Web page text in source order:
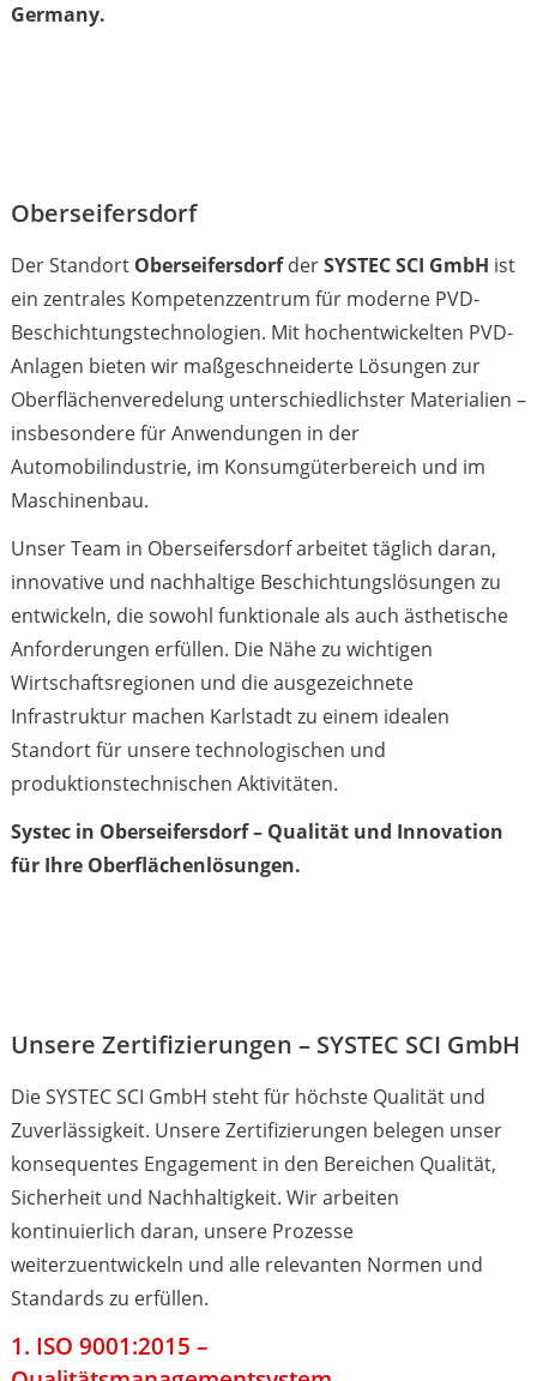
Germany.
Oberseifersdorf
Der Standort OberseifersdorfderSYSTEC SCI GmbH ist
ein zentrales Kompetenzzentrum für moderne PVD-
Beschichtungstechnologien. Mit hochentwickelten PVD-
Anlagen bieten wir maßgeschneiderte Lösungen zur
Oberflächenveredelung unterschiedlichster Materialien –
insbesondere für Anwendungen in der
Automobilindustrie, im Konsumgüterbereich und im
Maschinenbau.
Unser Team in Oberseifersdorf arbeitet täglich daran,
innovative und nachhaltige Beschichtungslösungen zu
entwickeln, die sowohl funktionale als auch ästhetische
Anforderungen erfüllen. Die Nähe zu wichtigen
Wirtschaftsregionen und die ausgezeichnete
Infrastruktur machen Karlstadt zu einem idealen
Standort für unsere technologischen und
produktionstechnischen Aktivitäten.
Systec in Oberseifersdorf– Qualität und Innovation
für Ihre Oberflächenlösungen.
Unsere Zertifizierungen – SYSTEC SCI GmbH
Die SYSTEC SCI GmbH steht für höchste Qualität und
Zuverlässigkeit. Unsere Zertifizierungen belegen unser
konsequentes Engagement in den Bereichen Qualität,
Sicherheit und Nachhaltigkeit. Wir arbeiten
kontinuierlich daran, unsere Prozesse
weiterzuentwickeln und alle relevanten Normen und
Standards zu erfüllen.
1. ISO 9001:2015 –